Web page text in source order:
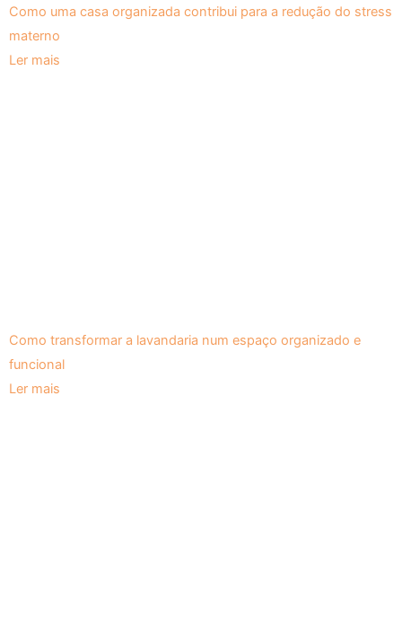
Como uma casa organizada contribui para a redução do stress
materno
Ler mais
Como transformar a lavandaria num espaço organizado e
funcional
Ler mais